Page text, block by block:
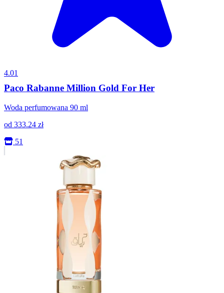
4.01
Paco Rabanne Million Gold For Her
Woda perfumowana 90 ml
od 333.24 zł
51